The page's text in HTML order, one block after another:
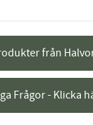
från
Frågor - Klicka